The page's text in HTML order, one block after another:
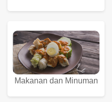
Makanan dan Minuman